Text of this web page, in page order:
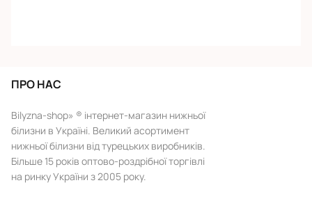
ПРО НАС
Bilyzna-shop» ® інтернет-магазин нижньої
білизни в Україні. Великий асортимент
нижньої білизни від турецьких виробників.
Більше 15 років оптово-роздрібної торгівлі
на ринку України з 2005 року.